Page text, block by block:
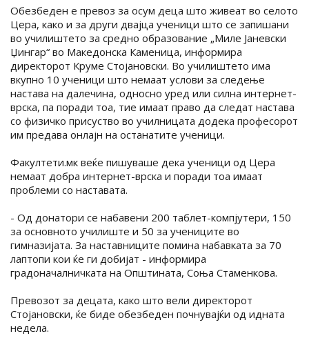
Обезбеден е превоз за осум деца што живеат во селото
Цера, како и за други двајца ученици што се запишани
во училиштето за средно образование „Миле Јаневски
Џингар“ во Македонска Каменица, информира
директорот Круме Стојановски. Во училиштето има
вкупно 10 ученици што немаат услови за следење
настава на далечина, односно уред или силна интернет-
врска, па поради тоа, тие имаат право да следат настава
со физичко присуство во училницата додека професорот
им предава онлајн на останатите ученици.
Факултети.мк веќе пишуваше дека ученици од Цера
немаат добра интернет-врска и поради тоа имаат
проблеми со наставата.
- Од донатори се набавени 200 таблет-компјутери, 150
за основното училиште и 50 за учениците во
гимназијата. За наставниците помина набавката за 70
лаптопи кои ќе ги добијат - информира
градоначалничката на Општината, Соња Стаменкова.
Превозот за децата, како што вели директорот
Стојановски, ќе биде обезбеден почнувајќи од идната
недела.